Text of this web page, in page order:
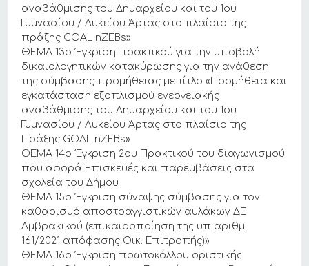
αναβάθμισης του Δημαρχείου και του 1ου
Γυμνασίου / Λυκείου Άρτας στο πλαίσιο της
πράξης GOAL nZEBs»
ΘΕΜΑ 13ο: Έγκριση πρακτικού για την υποβολή
δικαιολογητικών κατακύρωσης για την ανάθεση
της σύμβασης προμήθειας με τίτλο «Προμήθεια και
εγκατάσταση εξοπλισμού ενεργειακής
αναβάθμισης του Δημαρχείου και του 1ου
Γυμνασίου / Λυκείου Άρτας στο πλαίσιο της
Πράξης GOAL nZEBs»
ΘΕΜΑ 14ο: Έγκριση 2ου Πρακτικού του διαγωνισμού
που αφορά Επισκευές και παρεμβάσεις στα
σχολεία του Δήμου
ΘΕΜΑ 15ο: Έγκριση σύναψης σύμβασης για τον
καθαρισμό αποστραγγιστικών αυλάκων ΔΕ
Αμβρακικού (επικαιροποίηση της υπ αριθμ.
161/2021 απόφασης Οικ. Επιτροπής)»
ΘΕΜΑ 16ο: Έγκριση πρωτοκόλλου οριστικής